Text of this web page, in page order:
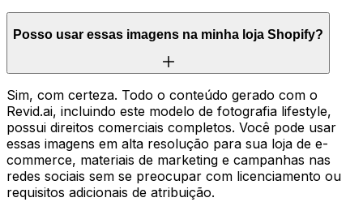
Posso usar essas imagens na minha loja Shopify?
Sim, com certeza. Todo o conteúdo gerado com o
Revid.ai, incluindo este modelo de fotografia lifestyle,
possui direitos comerciais completos. Você pode usar
essas imagens em alta resolução para sua loja de e-
commerce, materiais de marketing e campanhas nas
redes sociais sem se preocupar com licenciamento ou
requisitos adicionais de atribuição.